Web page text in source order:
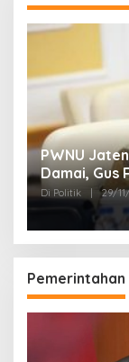
PWNU
Damai, Gus
Politik
Di Politik 29/
Pemerintahan